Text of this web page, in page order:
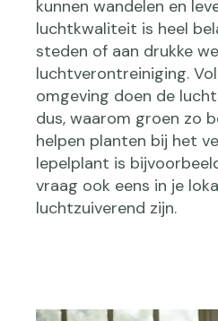
kunnen wandelen en
luchtkwaliteit is heel
steden of aan drukke
luchtverontreiniging.
omgeving doen de
dus, waarom groen zo
helpen planten bij het
lepelplant is
vraag ook eens in je
luchtzuiverend zijn.